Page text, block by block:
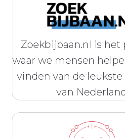
Zoekbijbaan.nl is het
waar we mensen
vinden van de
van